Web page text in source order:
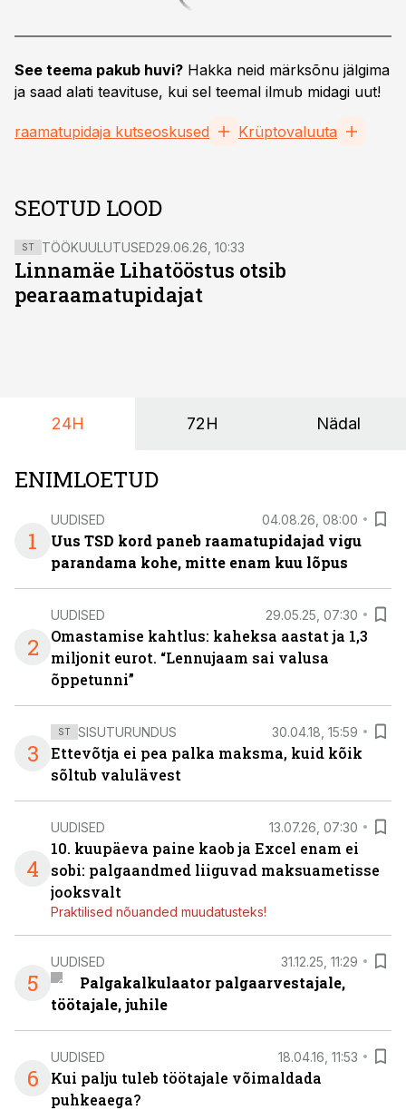
See teema pakub huvi? Hakka neid märksõnu jälgima
ja saad alati teavituse, kui sel teemal ilmub midagi uut!
raamatupidaja kutseoskused Krüptovaluuta
SEOTUD LOOD
ST TÖÖKUULUTUSED29.06.26, 10:33
Linnamäe Lihatööstus otsib
pearaamatupidajat
24H 72H Nädal
ENIMLOETUD
1
UUDISED 04.08.26, 08:00
Uus TSD kord paneb raamatupidajad vigu
parandama kohe, mitte enam kuu lõpus
2
UUDISED 29.05.25, 07:30
Omastamise kahtlus: kaheksa aastat ja 1,3
miljonit eurot. “Lennujaam sai valusa
õppetunni”
3
ST SISUTURUNDUS 30.04.18, 15:59
Ettevõtja ei pea palka maksma, kuid kõik
sõltub valulävest
4
UUDISED 13.07.26, 07:30
10. kuupäeva paine kaob ja Excel enam ei
sobi: palgaandmed liiguvad maksuametisse
jooksvalt
Praktilised nõuanded muudatusteks!
5
UUDISED 31.12.25, 11:29
Palgakalkulaator palgaarvestajale,
töötajale, juhile
6
UUDISED 18.04.16, 11:53
Kui palju tuleb töötajale võimaldada
puhkeaega?